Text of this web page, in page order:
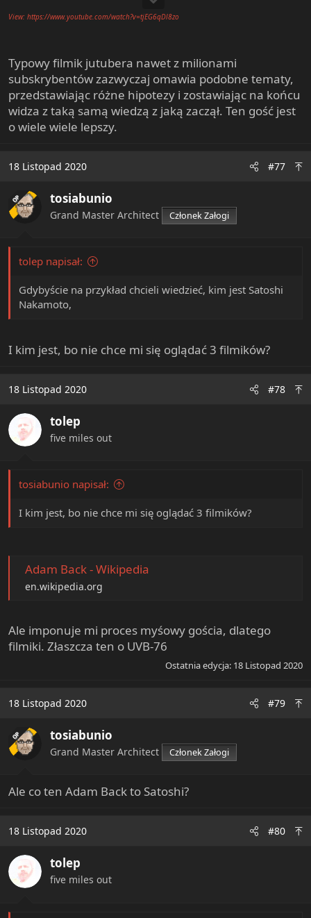
View: https://www.youtube.com/watch?v=tjEG6qDl8zo
Typowy filmik jutubera nawet z milionami
subskrybentów zazwyczaj omawia podobne tematy,
przedstawiając różne hipotezy i zostawiając na końcu
widza z taką samą wiedzą z jaką zaczął. Ten gość jest
o wiele wiele lepszy.
18 Listopad 2020 #77
OP tosiabunio
Grand Master Architect Członek Załogi
tolep napisał:
Gdybyście na przykład chcieli wiedzieć, kim jest Satoshi
Nakamoto,
I kim jest, bo nie chce mi się oglądać 3 filmików?
18 Listopad 2020 #78
tolep
five miles out
tosiabunio napisał:
I kim jest, bo nie chce mi się oglądać 3 filmików?
Adam Back - Wikipedia
en.wikipedia.org
Ale imponuje mi proces myśowy gościa, dlatego
filmiki. Złaszcza ten o UVB-76
Ostatnia edycja: 18 Listopad 2020
18 Listopad 2020 #79
OP tosiabunio
Grand Master Architect Członek Załogi
Ale co ten Adam Back to Satoshi?
18 Listopad 2020 #80
tolep
five miles out